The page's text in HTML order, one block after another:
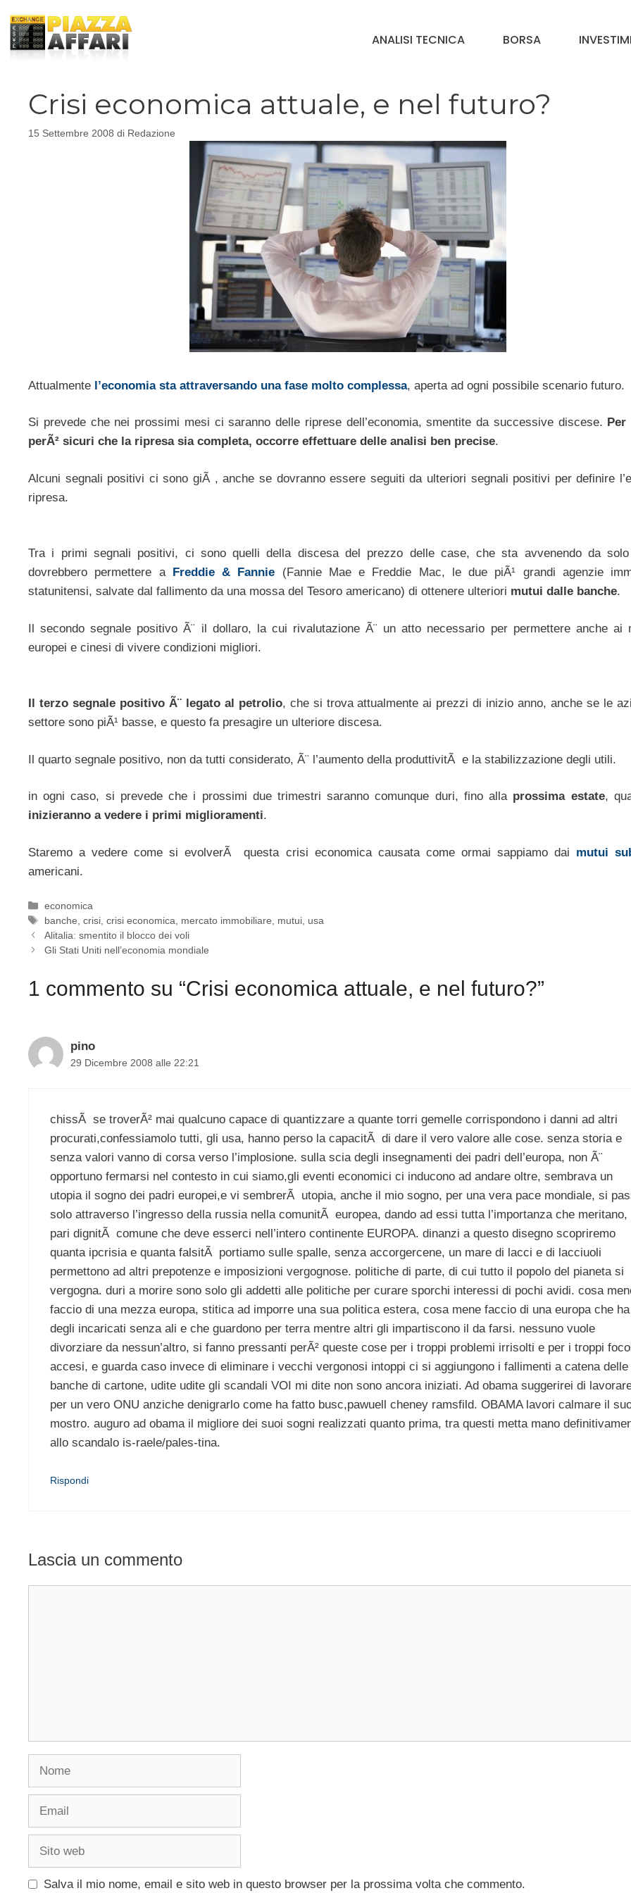
contenuto
ANALISI TECNICA BORSA
Crisi economica attuale, e nel futuro?
15 Settembre 2008 di Redazione
Attualmente l’economia sta attraversando una fase molto complessa, aperta ad ogni possibile scenario futuro.
Si prevede che nei prossimi mesi ci saranno delle riprese dell’economia, smentite da successive discese. Per
perÃ² sicuri che la ripresa sia completa, occorre effettuare delle analisi ben precise.
Alcuni segnali positivi ci sono giÃ , anche se dovranno essere seguiti da ulteriori segnali positivi per definire
ripresa.
Tra i primi segnali positivi, ci sono quelli della discesa del prezzo delle case, che sta avvenendo da
dovrebbero permettere a Freddie & Fannie (Fannie Mae e Freddie Mac, le due piÃ¹ grandi agenzie
statunitensi, salvate dal fallimento da una mossa del Tesoro americano) di ottenere ulteriori mutui dalle banche.
Il secondo segnale positivo Ã¨ il dollaro, la cui rivalutazione Ã¨ un atto necessario per permettere anche ai
europei e cinesi di vivere condizioni migliori.
Il terzo segnale positivo Ã¨ legato al petrolio, che si trova attualmente ai prezzi di inizio anno, anche se le
settore sono piÃ¹ basse, e questo fa presagire un ulteriore discesa.
Il quarto segnale positivo, non da tutti considerato, Ã¨ l’aumento della produttivitÃ e la stabilizzazione degli utili.
in ogni caso, si prevede che i prossimi due trimestri saranno comunque duri, fino alla prossima estate,
inizieranno a vedere i primi miglioramenti.
Staremo a vedere come si evolverÃ questa crisi economica causata come ormai sappiamo dai mutui
americani.
Categorie
economica
Tag
banche ,crisi ,crisi economica mercato immobiliare mutui usa
Alitalia: smentito il blocco dei voli
Gli Stati Uniti nell’economia mondiale
1 commento su “Crisi economica attuale, e nel futuro?”
pino
29 Dicembre 2008 alle 22:21
chissÃ se troverÃ² mai qualcuno capace di quantizzare a quante torri gemelle corrispondono i danni ad altri
procurati,confessiamolo tutti, gli usa, hanno perso la capacitÃ di dare il vero valore alle cose. senza storia e
senza valori vanno di corsa verso l’implosione. sulla scia degli insegnamenti dei padri dell’europa, non Ã¨
opportuno fermarsi nel contesto in cui siamo,gli eventi economici ci inducono ad andare oltre, sembrava un
utopia il sogno dei padri europei,e vi sembrerÃ utopia, anche il mio sogno, per una vera pace mondiale, si
solo attraverso l’ingresso della russia nella comunitÃ europea, dando ad essi tutta l’importanza che meritano,
pari dignitÃ comune che deve esserci nell’intero continente EUROPA. dinanzi a questo disegno scopriremo
quanta ipcrisia e quanta falsitÃ portiamo sulle spalle, senza accorgercene, un mare di lacci e di lacciuoli
permettono ad altri prepotenze e imposizioni vergognose. politiche di parte, di cui tutto il popolo del pianeta si
vergogna. duri a morire sono solo gli addetti alle politiche per curare sporchi interessi di pochi avidi. cosa
faccio di una mezza europa, stitica ad imporre una sua politica estera, cosa mene faccio di una europa che ha
degli incaricati senza ali e che guardono per terra mentre altri gli impartiscono il da farsi. nessuno vuole
divorziare da nessun’altro, si fanno pressanti perÃ² queste cose per i troppi problemi irrisolti e per i troppi
accesi, e guarda caso invece di eliminare i vecchi vergonosi intoppi ci si aggiungono i fallimenti a catena delle
banche di cartone, udite udite gli scandali VOI mi dite non sono ancora iniziati. Ad obama suggerirei di
per un vero ONU anziche denigrarlo come ha fatto busc,pawuell cheney ramsfild. OBAMA lavori calmare il
mostro. auguro ad obama il migliore dei suoi sogni realizzati quanto prima, tra questi metta mano
allo scandalo is-raele/pales-tina.
Rispondi
Lascia un commento
Nome
Email
Sito
Salva il mio nome, email e sito web in questo browser per la prossima volta che commento.